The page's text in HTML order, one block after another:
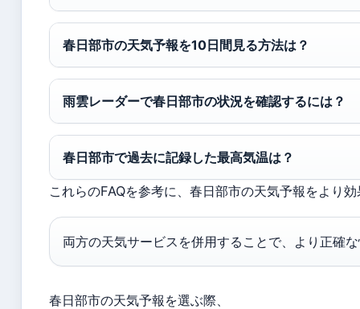
春日部市の天気予報を10日間見る方法は？
雨雲レーダーで春日部市の状況を確認するには？
春日部市で過去に記録した最高気温は？
これらのFAQを参考に、春日部市の天気予報をより
両方の天気サービスを併用することで、より正確
春日部市の天気予報を選ぶ際、